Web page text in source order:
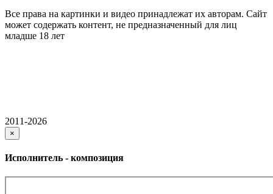
Все права на картинки и видео принадлежат их авторам. Сайт
может содержать контент, не предназначенный для лиц
младше 18 лет
2011-2026
×
Исполнитель - композиция